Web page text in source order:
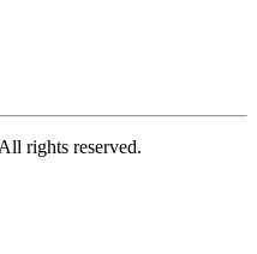
rights reserved.